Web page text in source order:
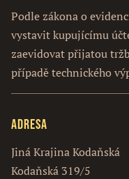
Podle zákona o
vystavit kupujícímu
zaevidovat přijatou
případě technického
Adresa
Jiná Krajina Kodaňská
Kodaňská 319/5